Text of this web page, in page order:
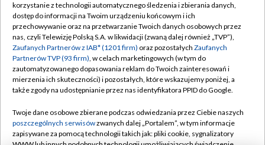
TVP
Abonament TVP
Emisja w TVP
Centrum informacji TVP
Naziemna Telewizja Cyfrowa
Rada Programowa
System NOS
Regulamin TVP
Polityka prywatności
Moje zgody
Pomoc
Kontakt
korzystanie z technologii automatycznego śledzenia i zbierania danych,
dostęp do informacji na Twoim urządzeniu końcowym i ich
przechowywanie oraz na przetwarzanie Twoich danych osobowych przez
nas, czyli Telewizję Polską S.A. w likwidacji (zwaną dalej również „TVP”),
Zaufanych Partnerów z IAB* (1201 firm) oraz pozostałych Zaufanych
Partnerów TVP (93 firm), w celach marketingowych (w tym do
zautomatyzowanego dopasowania reklam do Twoich zainteresowań i
mierzenia ich skuteczności) i pozostałych, które wskazujemy poniżej, a
także zgody na udostępnianie przez nas identyfikatora PPID do Google.
Twoje dane osobowe zbierane podczas odwiedzania przez Ciebie naszych
poszczególnych serwisówzwanych dalej „Portalem”, w tym informacje
zapisywane za pomocą technologii takich jak: pliki cookie, sygnalizatory